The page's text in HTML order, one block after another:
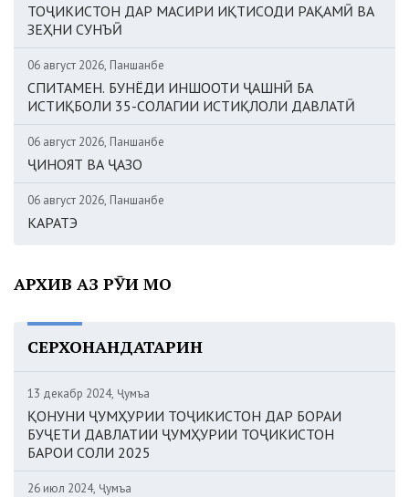
ТОҶИКИСТОН ДАР МАСИРИ ИҚТИСОДИ РАҚАМӢ ВА
ЗЕҲНИ СУНЪӢ
06 август 2026, Панҷшанбе
СПИТАМЕН. БУНЁДИ ИНШООТИ ҶАШНӢ БА
ИСТИҚБОЛИ 35-СОЛАГИИ ИСТИҚЛОЛИ ДАВЛАТӢ
06 август 2026, Панҷшанбе
ҶИНОЯТ ВА ҶАЗО
06 август 2026, Панҷшанбе
КАРАТЭ
АРХИВ АЗ РӮИ МОҲ
СЕРХОНАНДАТАРИН
13 декабр 2024, Ҷумъа
ҚОНУНИ ҶУМҲУРИИ ТОҶИКИСТОН ДАР БОРАИ
БУҶЕТИ ДАВЛАТИИ ҶУМҲУРИИ ТОҶИКИСТОН
БАРОИ СОЛИ 2025
26 июл 2024, Ҷумъа